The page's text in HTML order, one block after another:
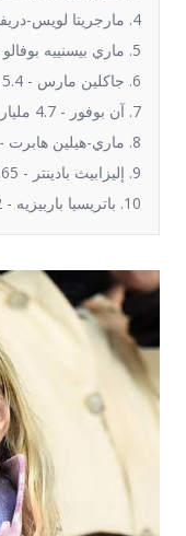
4. مارجريتا لويس-دريفوس - 8.1 مليار دولار
5. ماري بيسنييه بوفالو - 7.5 مليار دولار
6. جاكلين مارس - 5.4 مليار دولار
7. آن بوفور - 4.7 مليار دولار
8. ماري-هيلين هابرت - 4.3 مليار دولار
9. إليزابيث بادينتر - 1.65 مليار دولار
10. باتريسيا باربيزيه - 1.2 مليار دولار